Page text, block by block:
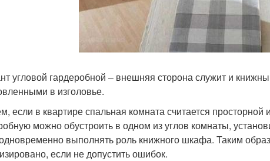
угловой гардеробной – внешняя сторона служит и
в изголовье.
если в квартире спальная комната считается
можно обустроить в одном из углов комнаты,
выполнять роль книжного шкафа. Таким
если не допустить ошибок.